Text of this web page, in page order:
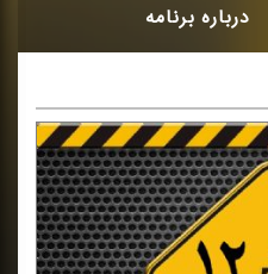
درباره برنامه